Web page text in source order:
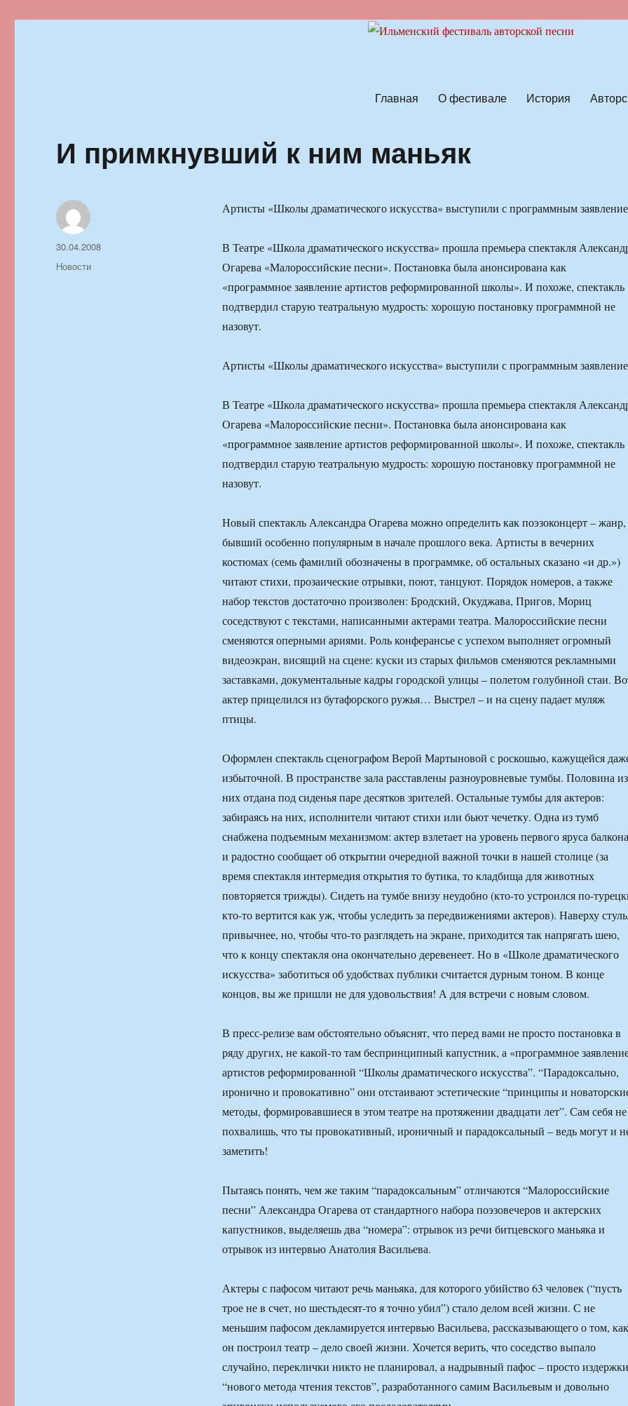
Главная О фестивале История
И примкнувший к ним маньяк
Артисты «Школы драматического искусства» выступили с программным
В Театре «Школа драматического искусства» прошла премьера спектакля
Огарева «Малороссийские песни». Постановка была анонсирована как
«программное заявление артистов реформированной школы». И похоже, спектакль
подтвердил старую театральную мудрость: хорошую постановку программной не
назовут.
Артисты «Школы драматического искусства» выступили с программным
В Театре «Школа драматического искусства» прошла премьера спектакля
Огарева «Малороссийские песни». Постановка была анонсирована как
«программное заявление артистов реформированной школы». И похоже, спектакль
подтвердил старую театральную мудрость: хорошую постановку программной не
назовут.
Новый спектакль Александра Огарева можно определить как поэзоконцерт – жанр,
бывший особенно популярным в начале прошлого века. Артисты в вечерних
костюмах (семь фамилий обозначены в программке, об остальных сказано «и др.»)
читают стихи, прозаические отрывки, поют, танцуют. Порядок номеров, а также
набор текстов достаточно произволен: Бродский, Окуджава, Пригов, Мориц
соседствуют с текстами, написанными актерами театра. Малороссийские песни
сменяются оперными ариями. Роль конферансье с успехом выполняет огромный
видеоэкран, висящий на сцене: куски из старых фильмов сменяются рекламными
заставками, документальные кадры городской улицы – полетом голубиной стаи.
актер прицелился из бутафорского ружья… Выстрел – и на сцену падает муляж
птицы.
Оформлен спектакль сценографом Верой Мартыновой с роскошью, кажущейся
избыточной. В пространстве зала расставлены разноуровневые тумбы. Половина из
них отдана под сиденья паре десятков зрителей. Остальные тумбы для актеров:
забираясь на них, исполнители читают стихи или бьют чечетку. Одна из тумб
снабжена подъемным механизмом: актер взлетает на уровень первого яруса балкона
и радостно сообщает об открытии очередной важной точки в нашей столице (за
время спектакля интермедия открытия то бутика, то кладбища для животных
повторяется трижды). Сидеть на тумбе внизу неудобно (кто-то устроился по-
кто-то вертится как уж, чтобы уследить за передвижениями актеров). Наверху
привычнее, но, чтобы что-то разглядеть на экране, приходится так напрягать шею,
что к концу спектакля она окончательно деревенеет. Но в «Школе драматического
искусства» заботиться об удобствах публики считается дурным тоном. В конце
концов, вы же пришли не для удовольствия! А для встречи с новым словом.
В пресс-релизе вам обстоятельно объяснят, что перед вами не просто постановка в
ряду других, не какой-то там беспринципный капустник, а «программное
артистов реформированной “Школы драматического искусства”. “Парадоксально,
иронично и провокативно” они отстаивают эстетические “принципы и
методы, формировавшиеся в этом театре на протяжении двадцати лет”. Сам себя не
похвалишь, что ты провокативный, ироничный и парадоксальный – ведь могут и
заметить!
Пытаясь понять, чем же таким “парадоксальным” отличаются “Малороссийские
песни” Александра Огарева от стандартного набора поэзовечеров и актерских
капустников, выделяешь два “номера”: отрывок из речи битцевского маньяка и
отрывок из интервью Анатолия Васильева.
Актеры с пафосом читают речь маньяка, для которого убийство 63 человек (“пусть
трое не в счет, но шестьдесят-то я точно убил”) стало делом всей жизни. С не
меньшим пафосом декламируется интервью Васильева, рассказывающего о том, как
он построил театр – дело своей жизни. Хочется верить, что соседство выпало
случайно, переклички никто не планировал, а надрывный пафос – просто издержки
“нового метода чтения текстов”, разработанного самим Васильевым и довольно
Автор
Опубликовано
30.04.2008
Рубрики
Новости